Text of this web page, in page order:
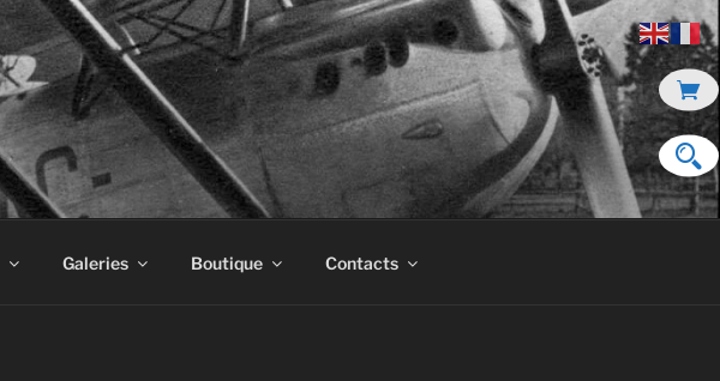
Galeries Boutique Contacts